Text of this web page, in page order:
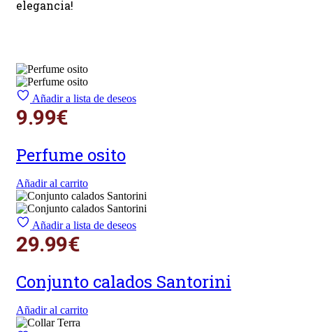
elegancia!
Añadir a lista de deseos
9.99€
Perfume osito
Añadir al carrito
Añadir a lista de deseos
29.99€
Conjunto calados Santorini
Añadir al carrito